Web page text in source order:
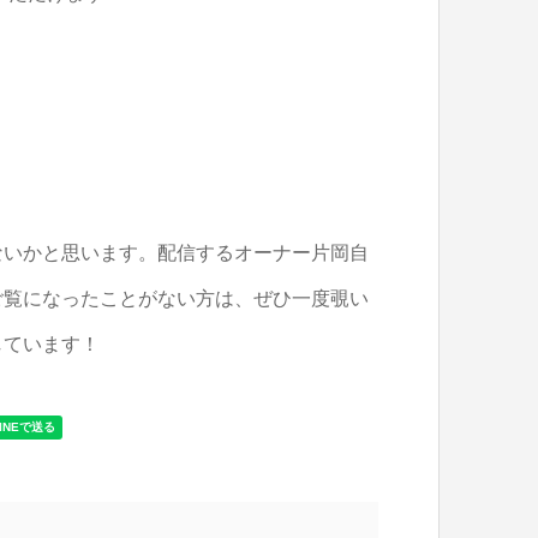
かと思います。配信するオーナー片岡自
になったことがない方は、ぜひ一度覗い
います！